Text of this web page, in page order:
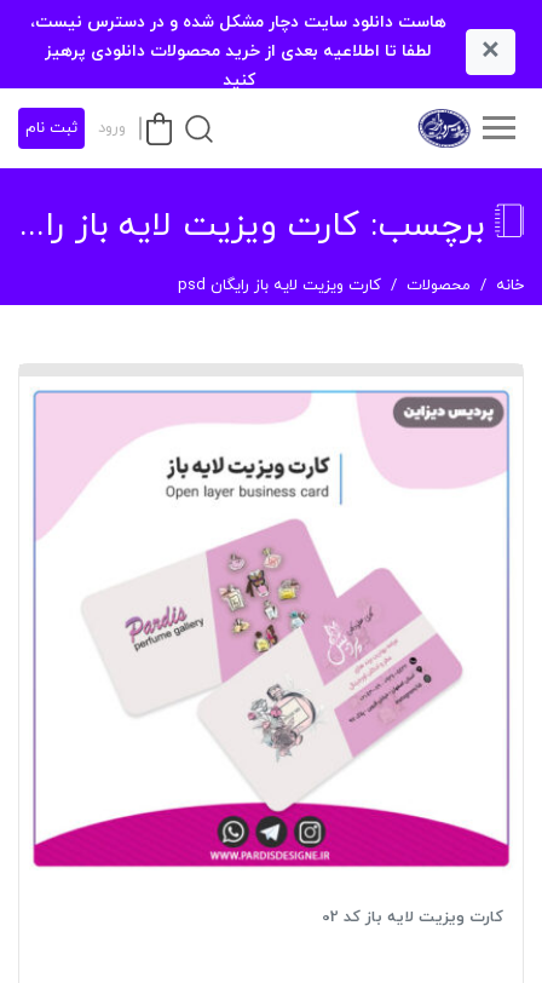
×
هاست دانلود سایت دچار مشکل شده و در دسترس نیست،
لطفا تا اطلاعیه بعدی از خرید محصولات دانلودی پرهیز
کنید
ورود ثبت نام
برچسب: کارت ویزیت لایه باز رایگان psd
خانه محصولات کارت ویزیت لایه باز رایگان psd
کارت ویزیت لایه باز کد 02